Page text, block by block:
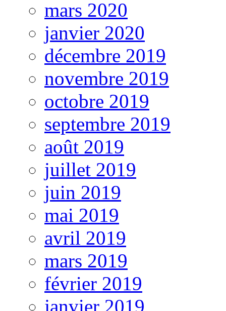
mars 2020
janvier 2020
décembre 2019
novembre 2019
octobre 2019
septembre 2019
août 2019
juillet 2019
juin 2019
mai 2019
avril 2019
mars 2019
février 2019
janvier 2019